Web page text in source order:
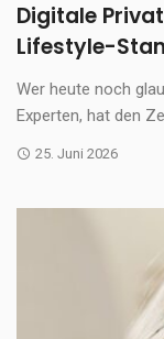
Digitale
Lifestyle-
Wer heute noch
Experten, hat den
25. Juni 2026